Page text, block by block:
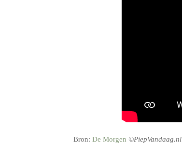
Bron: De Morgen ©PiepVandaag.nl